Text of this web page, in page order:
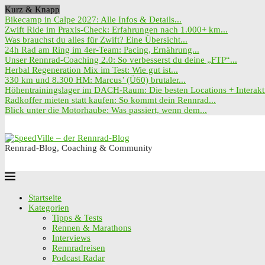
Kurz & Knapp
Bikecamp in Calpe 2027: Alle Infos & Details...
Zwift Ride im Praxis-Check: Erfahrungen nach 1.000+ km...
Was brauchst du alles für Zwift? Eine Übersicht...
24h Rad am Ring im 4er-Team: Pacing, Ernährung...
Unser Rennrad-Coaching 2.0: So verbesserst du deine „FTP“...
Herbal Regeneration Mix im Test: Wie gut ist...
330 km und 8.300 HM: Marcus’ (Ü60) brutaler...
Höhentrainingslager im DACH-Raum: Die besten Locations +
Radkoffer mieten statt kaufen: So kommt dein Rennrad...
Blick unter die Motorhaube: Was passiert, wenn dem...
Rennrad-Blog, Coaching & Community
Startseite
Kategorien
Tipps & Tests
Rennen & Marathons
Interviews
Rennradreisen
Podcast Radar